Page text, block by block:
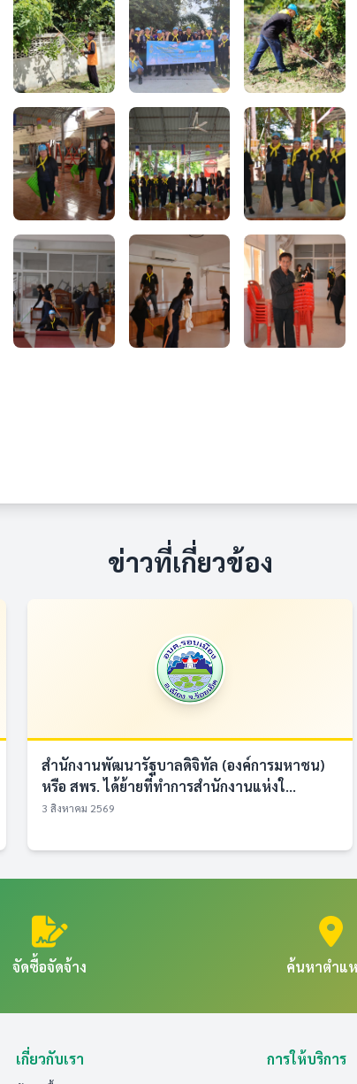
ข่าวที่เกี่ยวข้อง
สำนักงานพัฒนารัฐบาลดิจิทัล (องค์การมหาชน)
หรือ สพร. ได้ย้ายที่ทำการสำนักงานแห่งใ...
3 สิงหาคม 2569
จัดซื้อจัดจ้าง ค้นหาตำแ
เกี่ยวกับเรา การให้บริการ